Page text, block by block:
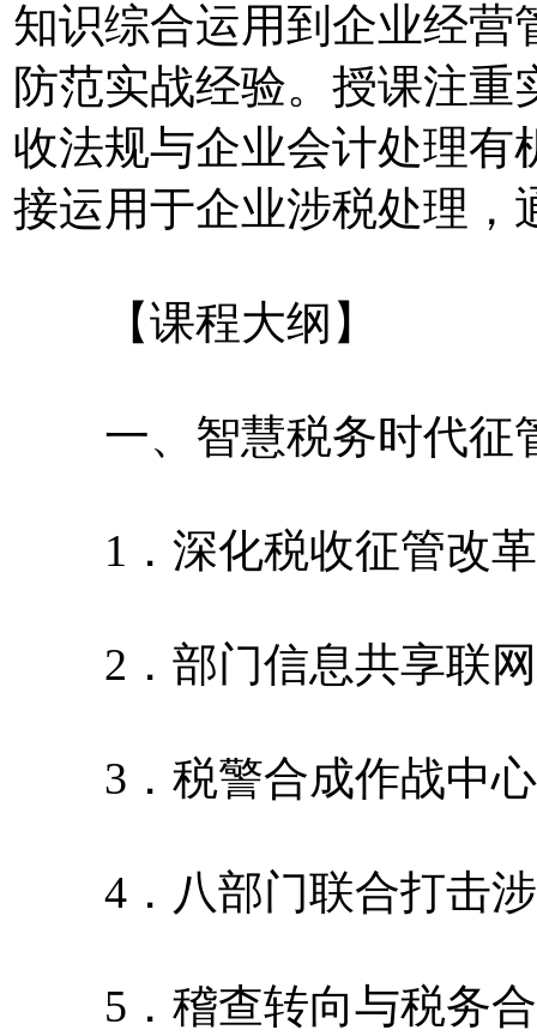
知识综合运用到企业经营
防范实战经验。授课注
收法规与企业会计处理有
接运用于企业涉税处理，
【课程大纲】
一、智慧税务时代征
1．深化税收征管改革
2．部门信息共享联
3．税警合成作战中
4．八部门联合打击涉
5．稽查转向与税务